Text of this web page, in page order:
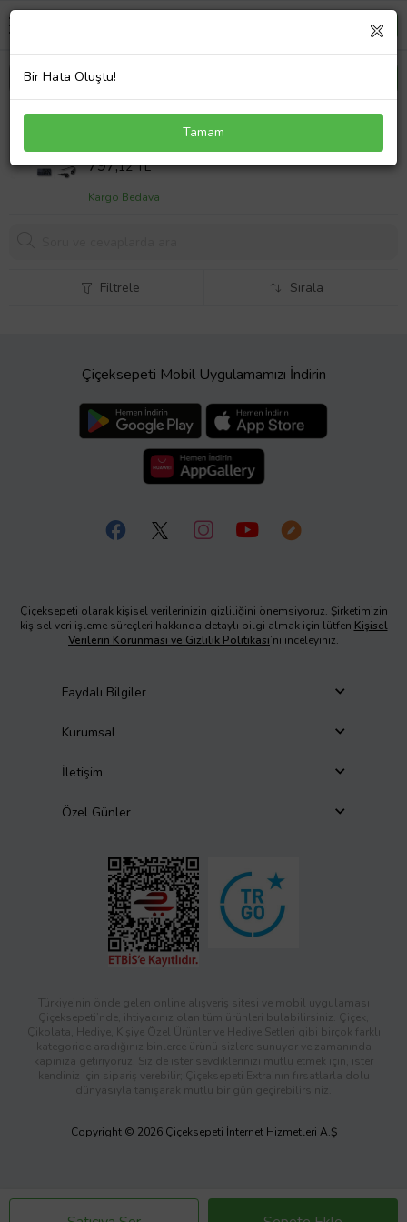
Sony Vaio VGN-N370E/W Adaptör Laptop Şarj
Sepet Fiyatı
797,12 TL
Kargo Bedava
Filtrele Sırala
Çiçeksepeti Mobil Uygulamamızı İndirin
Çiçeksepeti olarak kişisel verilerinizin gizliliğini önemsiyoruz. Şirketimizin
kişisel veri işleme süreçleri hakkında detaylı bilgi almak için lütfen Kişisel
Verilerin Korunması ve Gizlilik Politikası’nı inceleyiniz.
Faydalı Bilgiler
Kurumsal
İletişim
Özel Günler
Türkiye’nin önde gelen online alışveriş sitesi ve mobil uygulaması
Çiçeksepeti’nde, ihtiyacınız olan tüm ürünleri bulabilirsiniz. Çiçek,
Çikolata, Hediye, Kişiye Özel Ürünler ve Hediye Setleri gibi birçok farklı
kategoride aradığınız binlerce ürünü sizlere sunuyor ve zamanında
kapınıza getiriyoruz! Siz de ister sevdiklerinizi mutlu etmek için, ister
kendiniz için sipariş verebilir; Çiçeksepeti Extra’nın fırsatlarla dolu
dünyasıyla tanışarak mutlu bir gün geçirebilirsiniz.
Copyright © 2026 Çiçeksepeti İnternet Hizmetleri A.Ş
Bir Hata Oluştu!
Tamam